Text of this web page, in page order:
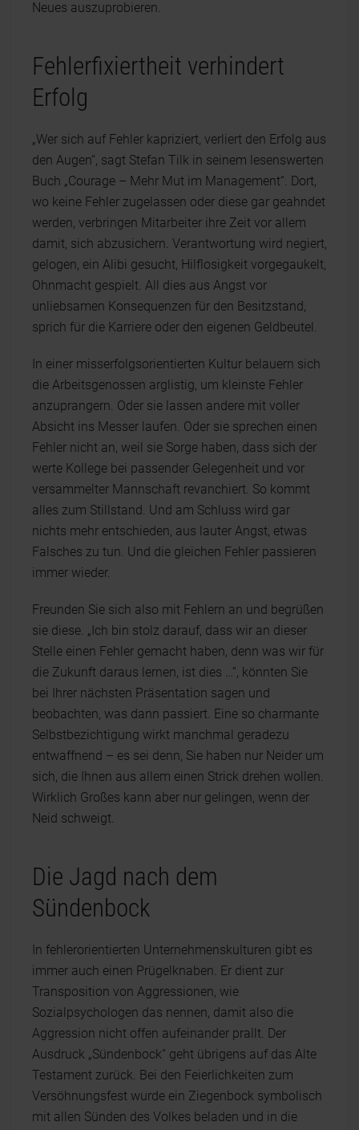
Neues auszuprobieren.
Fehlerfixiertheit verhindert
Erfolg
„Wer sich auf Fehler kapriziert, verliert den Erfolg aus
den Augen“, sagt Stefan Tilk in seinem lesenswerten
Buch „Courage – Mehr Mut im Management“. Dort,
wo keine Fehler zugelassen oder diese gar geahndet
werden, verbringen Mitarbeiter ihre Zeit vor allem
damit, sich abzusichern. Verantwortung wird negiert,
gelogen, ein Alibi gesucht, Hilflosigkeit vorgegaukelt,
Ohnmacht gespielt. All dies aus Angst vor
unliebsamen Konsequenzen für den Besitzstand,
sprich für die Karriere oder den eigenen Geldbeutel.
In einer misserfolgsorientierten Kultur belauern sich
die Arbeitsgenossen arglistig, um kleinste Fehler
anzuprangern. Oder sie lassen andere mit voller
Absicht ins Messer laufen. Oder sie sprechen einen
Fehler nicht an, weil sie Sorge haben, dass sich der
werte Kollege bei passender Gelegenheit und vor
versammelter Mannschaft revanchiert. So kommt
alles zum Stillstand. Und am Schluss wird gar
nichts mehr entschieden, aus lauter Angst, etwas
Falsches zu tun. Und die gleichen Fehler passieren
immer wieder.
Freunden Sie sich also mit Fehlern an und begrüßen
sie diese. „Ich bin stolz darauf, dass wir an dieser
Stelle einen Fehler gemacht haben, denn was wir für
die Zukunft daraus lernen, ist dies …“, könnten Sie
bei Ihrer nächsten Präsentation sagen und
beobachten, was dann passiert. Eine so charmante
Selbstbezichtigung wirkt manchmal geradezu
entwaffnend – es sei denn, Sie haben nur Neider um
sich, die Ihnen aus allem einen Strick drehen wollen.
Wirklich Großes kann aber nur gelingen, wenn der
Neid schweigt.
Die Jagd nach dem
Sündenbock
In fehlerorientierten Unternehmenskulturen gibt es
immer auch einen Prügelknaben. Er dient zur
Transposition von Aggressionen, wie
Sozialpsychologen das nennen, damit also die
Aggression nicht offen aufeinander prallt. Der
Ausdruck „Sündenbock“ geht übrigens auf das Alte
Testament zurück. Bei den Feierlichkeiten zum
Versöhnungsfest wurde ein Ziegenbock symbolisch
mit allen Sünden des Volkes beladen und in die